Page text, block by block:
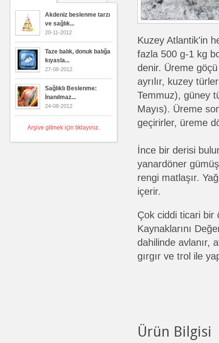
Akdeniz beslenme tarzı
ve sağlık...
20-11-2012
Taze balık, donuk balığa
kıyasla...
27-08-2012
Sağlıklı Beslenme:
İnanılmaz...
24-08-2012
Arşive gitmek için tıklayınız.
Kuzey Atlantik'in
fazla 500 g-1 kg
denir. Üreme
ayrılır, kuzey
Temmuz), güney
Mayıs). Üreme
geçirirler, üreme
İnce bir derisi
yanardöner
rengi matlaşır.
içerir.
Çok ciddi ticari bir
Kaynaklarını
dahilinde avlanır,
gırgır ve trol ile
Ürün Bilgisi